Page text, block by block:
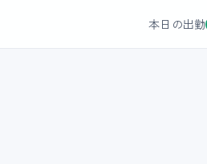
本日の出勤